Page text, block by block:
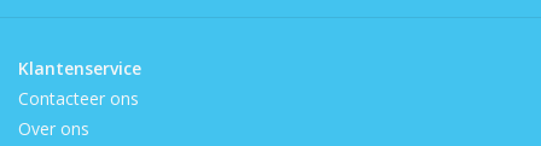
Klantenservice
Contacteer ons
Over ons